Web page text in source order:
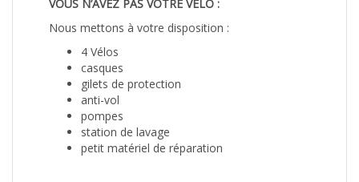
VOUS N’AVEZ PAS VOTRE VELO :
Nous mettons à votre disposition :
4 Vélos
casques
gilets de protection
anti-vol
pompes
station de lavage
petit matériel de réparation